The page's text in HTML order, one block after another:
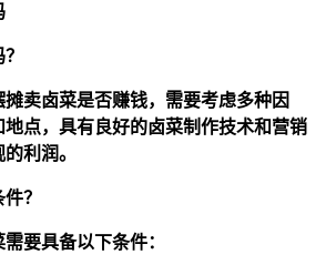
卖卤菜是否赚钱，需要考虑多种因
点，具有良好的卤菜制作技术和营销
利润。
？
要具备以下条件：